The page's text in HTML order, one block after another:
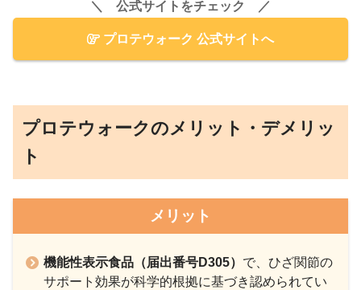
＼ 公式サイトをチェック ／
プロテウォーク 公式サイトへ
プロテウォークのメリット・デメリッ
ト
メリット
機能性表示食品（届出番号D305） で、ひざ関節の
サポート効果が科学的根拠に基づき認められてい